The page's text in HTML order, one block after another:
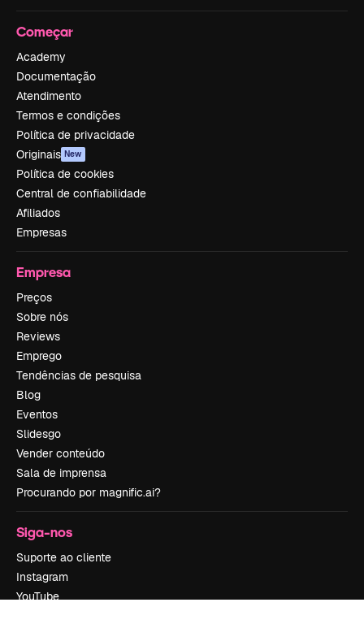
Começar
Academy
Documentação
Atendimento
Termos e condições
Política de privacidade
Originais New
Política de cookies
Central de confiabilidade
Afiliados
Empresas
Empresa
Preços
Sobre nós
Reviews
Emprego
Tendências de pesquisa
Blog
Eventos
Slidesgo
Vender conteúdo
Sala de imprensa
Procurando por magnific.ai?
Siga-nos
Suporte ao cliente
Instagram
YouTube